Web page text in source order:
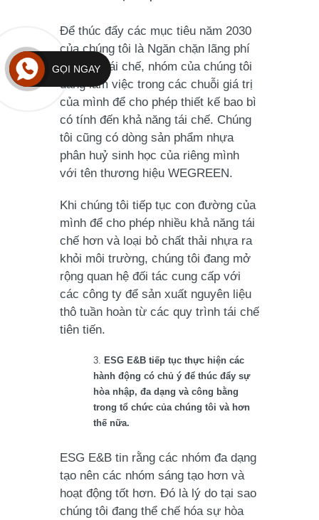
Để thúc đẩy các mục tiêu năm 2030
của chúng tôi là Ngăn chặn lãng phí
và vòng tái chế, nhóm của chúng tôi
đang làm việc trong các chuỗi giá trị
của mình để cho phép thiết kế bao bì
có tính đến khả năng tái chế. Chúng
tôi cũng có dòng sản phẩm nhựa
phân huỷ sinh học của riêng mình
với tên thương hiệu WEGREEN.
Khi chúng tôi tiếp tục con đường của
mình để cho phép nhiều khả năng tái
chế hơn và loại bỏ chất thải nhựa ra
khỏi môi trường, chúng tôi đang mở
rộng quan hệ đối tác cung cấp với
các công ty để sản xuất nguyên liệu
thô tuần hoàn từ các quy trình tái chế
tiên tiến.
ESG E&B tiếp tục thực hiện các
hành động có chủ ý để thúc đẩy sự
hòa nhập, đa dạng và công bằng
trong tổ chức của chúng tôi và hơn
thế nữa.
ESG E&B tin rằng các nhóm đa dạng
tạo nên các nhóm sáng tạo hơn và
hoạt động tốt hơn. Đó là lý do tại sao
chúng tôi đang thể chế hóa sự hòa
GỌI NGAY